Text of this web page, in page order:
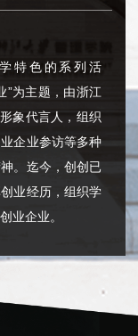
特色的系列活
”为主题，由浙江
象代言人，组织
企业参访等多种
。迄今，创创已
业经历，组织学
业企业。